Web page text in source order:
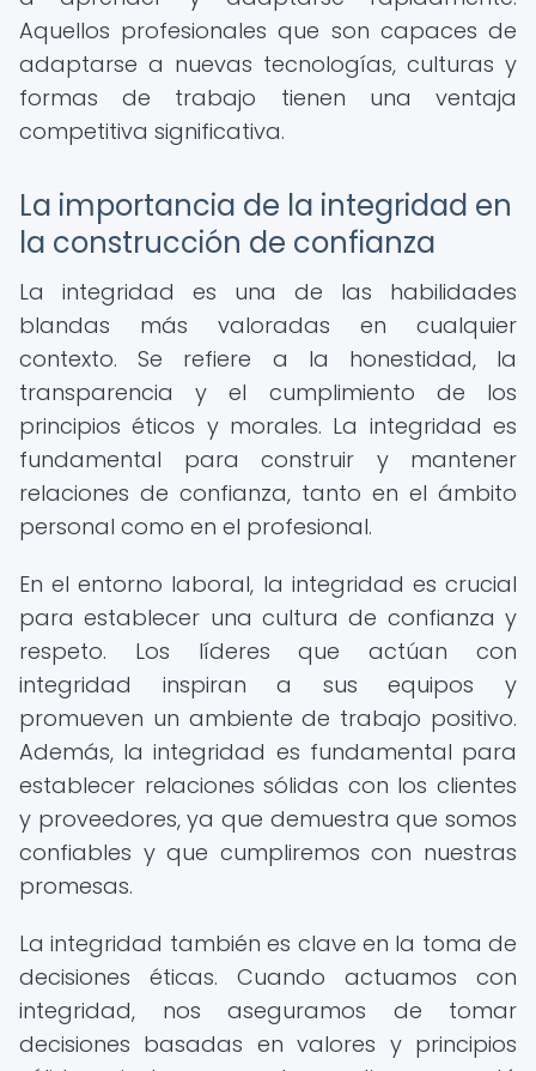
Aquellos profesionales que son capaces de
adaptarse a nuevas tecnologías, culturas y
formas de trabajo tienen una ventaja
competitiva significativa.
La importancia de la integridad en
la construcción de confianza
La integridad es una de las habilidades
blandas más valoradas en cualquier
contexto. Se refiere a la honestidad, la
transparencia y el cumplimiento de los
principios éticos y morales. La integridad es
fundamental para construir y mantener
relaciones de confianza, tanto en el ámbito
personal como en el profesional.
En el entorno laboral, la integridad es crucial
para establecer una cultura de confianza y
respeto. Los líderes que actúan con
integridad inspiran a sus equipos y
promueven un ambiente de trabajo positivo.
Además, la integridad es fundamental para
establecer relaciones sólidas con los clientes
y proveedores, ya que demuestra que somos
confiables y que cumpliremos con nuestras
promesas.
La integridad también es clave en la toma de
decisiones éticas. Cuando actuamos con
integridad, nos aseguramos de tomar
decisiones basadas en valores y principios